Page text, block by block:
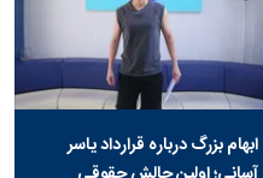
ابهام بزرگ درباره قرارداد یاسر